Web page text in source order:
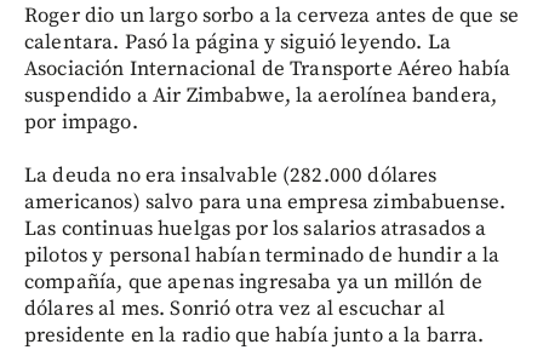
Roger dio un largo sorbo a la cerveza antes de que se
calentara. Pasó la página y siguió leyendo. La
Asociación Internacional de Transporte Aéreo había
suspendido a Air Zimbabwe, la aerolínea bandera,
por impago.
La deuda no era insalvable (282.000 dólares
americanos) salvo para una empresa zimbabuense.
Las continuas huelgas por los salarios atrasados a
pilotos y personal habían terminado de hundir a la
compañía, que apenas ingresaba ya un millón de
dólares al mes. Sonrió otra vez al escuchar al
presidente en la radio que había junto a la barra.